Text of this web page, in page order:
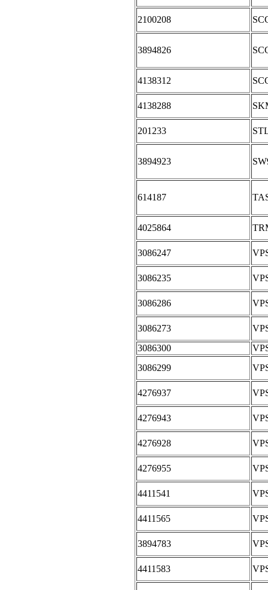
2100208
3894826
4138312
4138288
201233
3894923
614187
4025864
3086247
3086235
3086286
3086273
3086300
3086299
4276937
4276943
4276928
4276955
4411541
4411565
3894783
4411583